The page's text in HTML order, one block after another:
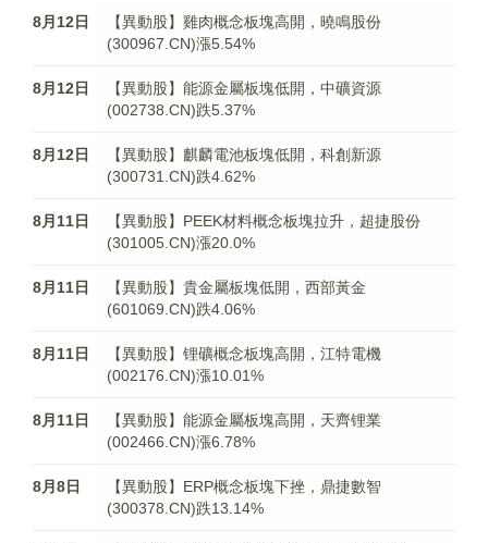
8月12日
【異動股】雞肉概念板塊高開，曉鳴股份
(300967.CN)漲5.54%
8月12日
【異動股】能源金屬板塊低開，中礦資源
(002738.CN)跌5.37%
8月12日
【異動股】麒麟電池板塊低開，科創新源
(300731.CN)跌4.62%
8月11日
【異動股】PEEK材料概念板塊拉升，超捷股份
(301005.CN)漲20.0%
8月11日
【異動股】貴金屬板塊低開，西部黃金
(601069.CN)跌4.06%
8月11日
【異動股】锂礦概念板塊高開，江特電機
(002176.CN)漲10.01%
8月11日
【異動股】能源金屬板塊高開，天齊锂業
(002466.CN)漲6.78%
8月8日
【異動股】ERP概念板塊下挫，鼎捷數智
(300378.CN)跌13.14%